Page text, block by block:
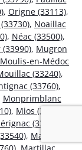
, Origne (33113),
, Noaillac
, Néac (33500),
, Mugron
Moulis-en-Médoc
(33240),
(33760),
Monprimblanc
, Mios (33380)
(33700)
, Massugas